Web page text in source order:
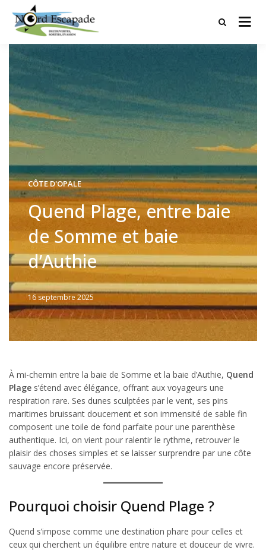
Tourisme et randonnées en Hauts
CÔTE D'OPALE
Quend Plage, entre baie
de Somme et baie
d’Authie
Written
by
JFLANDRIN
16 septembre 2025
À mi-chemin entre la baie de Somme et la baie d’Authie, Quend
Plage s’étend avec élégance, offrant aux voyageurs une
respiration rare. Ses dunes sculptées par le vent, ses pins
maritimes bruissant doucement et son immensité de sable fin
composent une toile de fond parfaite pour une parenthèse
authentique. Ici, on vient pour ralentir le rythme, retrouver le
plaisir des choses simples et se laisser surprendre par une côte
sauvage encore préservée.
Pourquoi choisir Quend Plage ?
Quend s’impose comme une destination phare pour celles et
ceux qui cherchent un équilibre entre nature et douceur de vivre.